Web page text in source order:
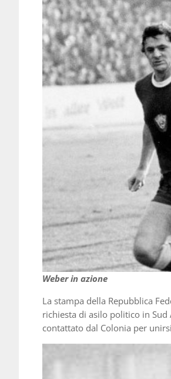
Weber in azione
La stampa della Repubblica
richiesta di asilo politico in
contattato dal Colonia per